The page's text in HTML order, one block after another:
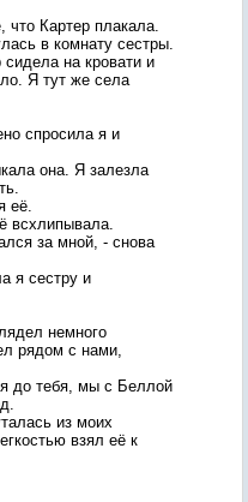
Картер плакала.
в комнату сестры.
на кровати и
Я тут же села
спросила я и
она. Я залезла
её.
всхлипывала.
за мной, - снова
я сестру и
немного
рядом с нами,
до тебя, мы с Беллой
из моих
взял её к